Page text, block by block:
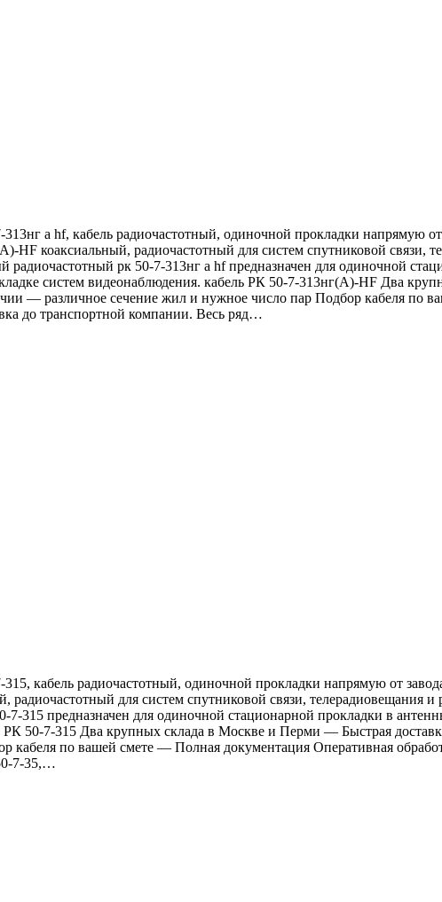
а hf, кабель радиочастотный, одиночной прокладки напрямую
коаксиальный, радиочастотный для систем спутниковой связи,
рк 50-7-313нг а hf предназначен для одиночной
систем видеонаблюдения. кабель РК 50-7-313нг(A)-HF Два
— различное сечение жил и нужное число пар Подбор кабеля по
до транспортной компании. Весь ряд…
кабель радиочастотный, одиночной прокладки напрямую от
для систем спутниковой связи, телерадиовещания
315 предназначен для одиночной стационарной прокладки в
РК 50-7-315 Два крупных склада в Москве и Перми — Быстрая
по вашей смете — Полная документация Оперативная
7-35,…